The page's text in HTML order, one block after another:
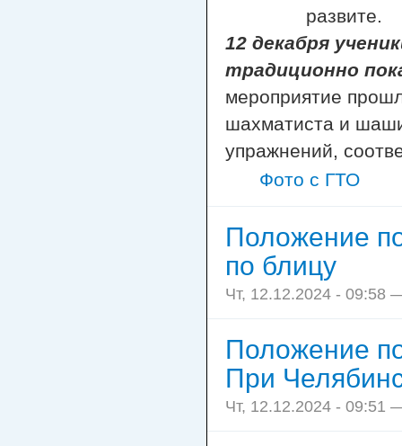
развите.
12 декабря
традиционно
мероприятие
шахматиста и
упражнений,
Фото с ГТО
Положение
по блицу
Чт, 12.12.2024 - 09:58
Положение
При
Чт, 12.12.2024 - 09:51